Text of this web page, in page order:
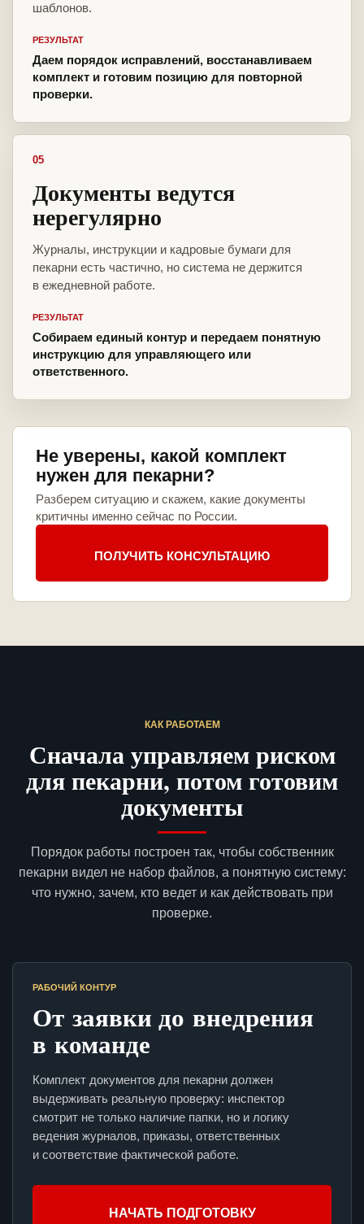
шаблонов.
РЕЗУЛЬТАТ
Даем порядок исправлений, восстанавливаем
комплект и готовим позицию для повторной
проверки.
05
Документы ведутся
нерегулярно
Журналы, инструкции и кадровые бумаги для
пекарни есть частично, но система не держится
в ежедневной работе.
РЕЗУЛЬТАТ
Собираем единый контур и передаем понятную
инструкцию для управляющего или
ответственного.
Не уверены, какой комплект
нужен для пекарни?
Разберем ситуацию и скажем, какие документы
критичны именно сейчас по России.
ПОЛУЧИТЬ КОНСУЛЬТАЦИЮ
КАК РАБОТАЕМ
Сначала управляем риском
для пекарни, потом готовим
документы
Порядок работы построен так, чтобы собственник
пекарни видел не набор файлов, а понятную систему:
что нужно, зачем, кто ведет и как действовать при
проверке.
РАБОЧИЙ КОНТУР
От заявки до внедрения
в команде
Комплект документов для пекарни должен
выдерживать реальную проверку: инспектор
смотрит не только наличие папки, но и логику
ведения журналов, приказы, ответственных
и соответствие фактической работе.
НАЧАТЬ ПОДГОТОВКУ